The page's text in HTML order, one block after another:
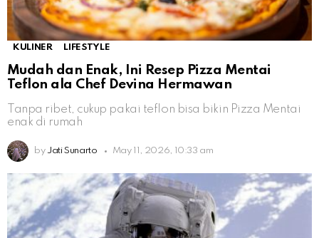
KULINER LIFESTYLE
Mudah dan Enak, Ini Resep Pizza Mentai
Teflon ala Chef Devina Hermawan
Tanpa ribet, cukup pakai teflon bisa bikin Pizza Mentai
enak di rumah
by Jati Sunarto May 11, 2026, 10:33 am